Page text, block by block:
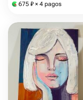
675 ₽ × 4 pagos